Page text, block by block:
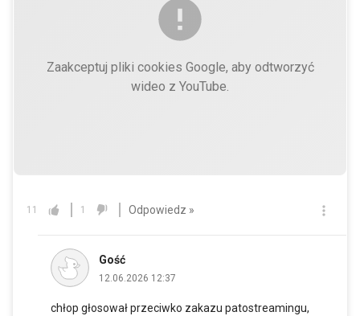
Zaakceptuj pliki cookies Google, aby odtworzyć
wideo z YouTube.
11 1 Odpowiedz »
Gość
12.06.2026 12:37
chłop głosował przeciwko zakazu patostreamingu,